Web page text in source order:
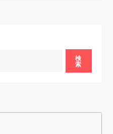
検
索